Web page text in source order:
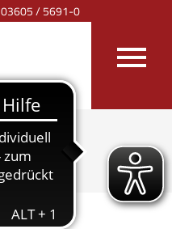
03605 / 5691-0